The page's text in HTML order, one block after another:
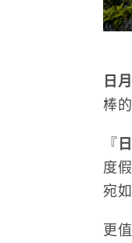
日
棒
『
度
宛
更